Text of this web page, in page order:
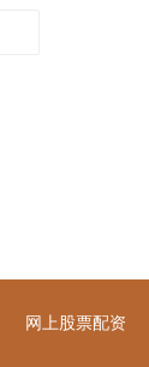
网上股票配资